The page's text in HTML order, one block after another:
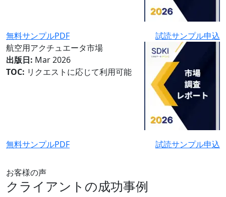
無料サンプルPDF
試読サンプル申込
航空用アクチュエータ市場
出版日: Mar 2026
TOC: リクエストに応じて利用可能
無料サンプルPDF 試読サンプル申込
お客様の声
クライアントの成功事例